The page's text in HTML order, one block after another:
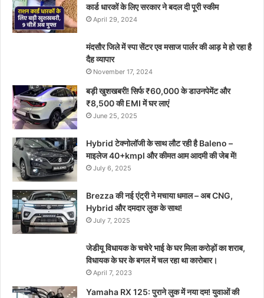
कार्ड धारकों के लिए सरकार ने बदल दी पूरी स्कीम
April 29, 2024
मंदसौर जिले में स्पा सेंटर एव मसाज पार्लर की आड़ मे हो रहा है
दैह व्यापार
November 17, 2024
बड़ी खुशखबरी! सिर्फ ₹60,000 के डाउनपेमेंट और
₹8,500 की EMI में घर लाएं
June 25, 2025
Hybrid टेक्नोलॉजी के साथ लौट रही है Baleno –
माइलेज 40+kmpl और कीमत आम आदमी की जेब में!
July 6, 2025
Brezza की नई एंट्री ने मचाया धमाल – अब CNG,
Hybrid और दमदार लुक के साथ!
July 7, 2025
जेडीयू विधायक के चचेरे भाई के घर मिला करोड़ों का शराब,
विधायक के घर के बगल में चल रहा था कारोबार।
April 7, 2023
Yamaha RX 125: पुराने लुक में नया दम! युवाओं की